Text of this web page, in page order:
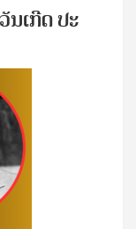
ນ​ເກີດ ປ​ະ​